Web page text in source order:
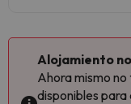
Alojamiento
Ahora mismo
disponibles para